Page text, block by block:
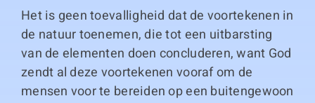
Duitse boeken
Links
Het is geen toevalligheid dat de voortekenen in
de natuur toenemen, die tot een uitbarsting
van de elementen doen concluderen, want God
zendt al deze voortekenen vooraf om de
mensen voor te bereiden op een buitengewoon